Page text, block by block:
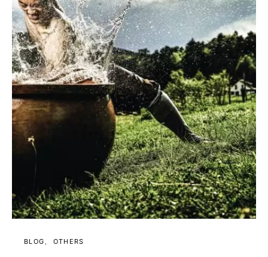
BLOG OTHERS